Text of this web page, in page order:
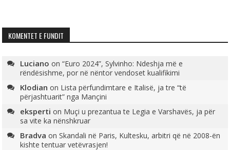
KOMENTET E FUNDIT
Luciano on“Euro 2024”, Sylvinho: Ndeshja më e
rëndësishme, por në nëntor vendoset kualifikimi
Klodian on Lista përfundimtare e Italisë, ja tre “të
përjashtuarit” nga Mançini
eksperti on Muçi u prezantua te Legia e Varshavës, ja për
sa vite ka nënshkruar
Bradva onSkandali në Paris, Kultesku, arbitri që në 2008-ën
kishte tentuar vetëvrasjen!